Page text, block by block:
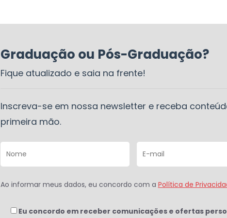
Graduação ou Pós-Graduação?
Fique atualizado e saia na frente!
Inscreva-se em nossa newsletter e receba
primeira mão.
Ao informar meus dados, eu concordo com a Política de
Eu concordo em receber comunicações e ofertas